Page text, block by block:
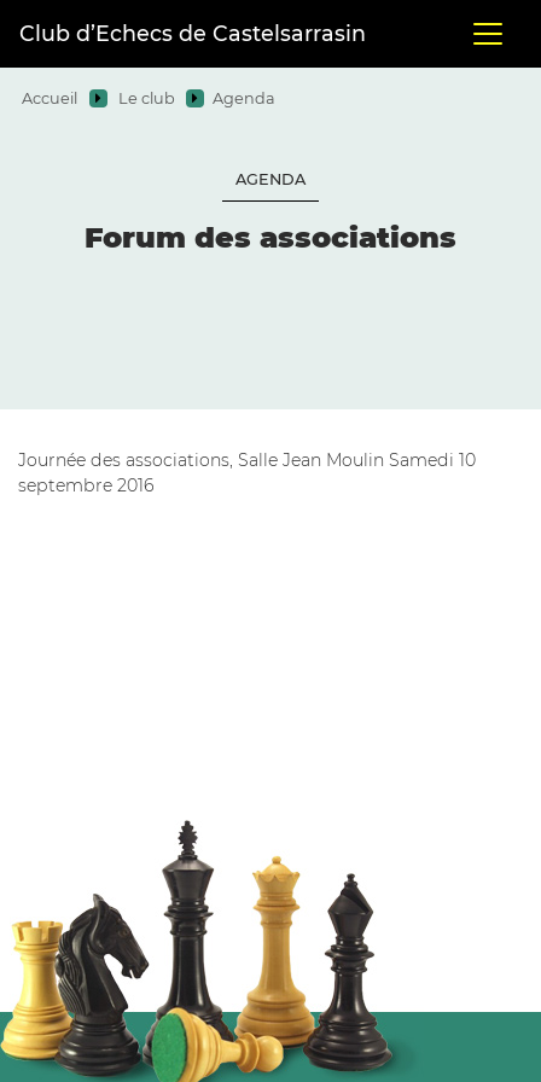
Club d’Echecs de Castelsarrasin
Accueil Le club Agenda
AGENDA
Forum des associations
Journée des associations, Salle Jean Moulin Samedi 10
septembre 2016